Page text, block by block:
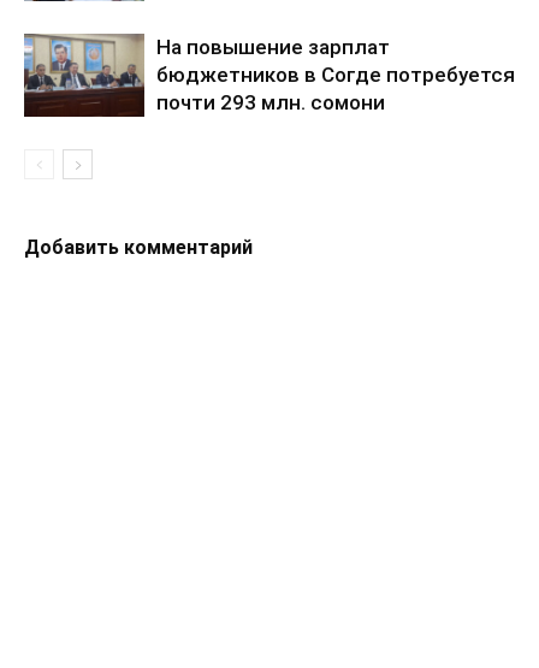
На повышение зарплат
бюджетников в Согде потребуется
почти 293 млн. сомони
Добавить комментарий